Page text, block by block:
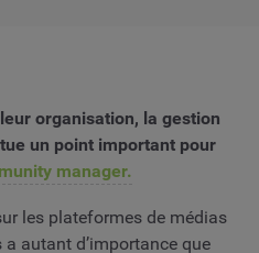
organisation, la gestion
un point important pour
manager.
les plateformes de médias
autant d’importance que